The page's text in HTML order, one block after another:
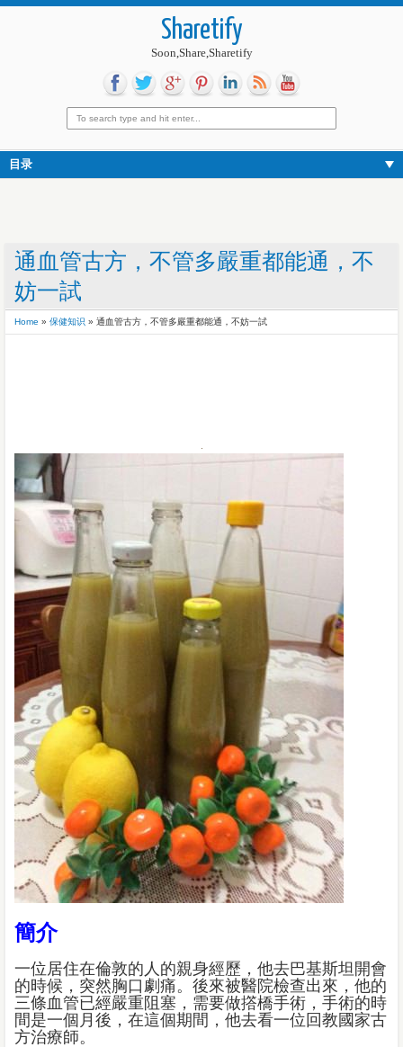
Sharetify
Soon,Share,Sharetify
目录
通血管古方，不管多嚴重都能通，不
妨一試
Home » 保健知识 » 通血管古方，不管多嚴重都能通，不妨一試
簡介
一位居住在倫敦的人的親身經歷，他去巴基斯坦開會
的時候，突然胸口劇痛。後來被醫院檢查出來，他的
三條血管已經嚴重阻塞，需要做撘橋手術，手術的時
間是一個月後，在這個期間，他去看一位回教國家古
方治療師。